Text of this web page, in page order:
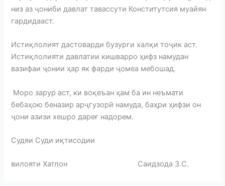
низ аз ҷониби давлат тавассути Конститутсия муайян
гардидааст.
Истиқлолият дастоварди бузурги халқи тоҷик аст.
Истиқлолияти давлатии кишварро ҳифз намудан
вазифаи ҷонии ҳар як фарди ҷомеа мебошад.
Моро зарур аст, ки воқеъан ҳам ба ин неъмати
бебаҳою беназир арҷгузорӣ намуда, баҳри ҳифзи он
ҷони азизи хешро дареғ надорем.
Судяи Суди иқтисодии
вилояти Хатлон Саидзода З.С.